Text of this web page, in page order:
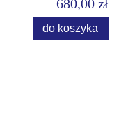
680,00 zł
do koszyka